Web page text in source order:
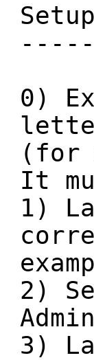
0)
(for
It
1)
2)
3)